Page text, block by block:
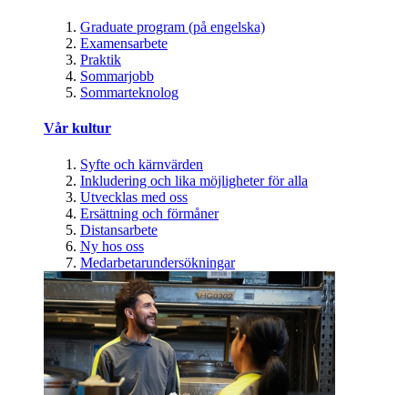
Graduate program (på engelska)
Examensarbete
Praktik
Sommarjobb
Sommarteknolog
Vår kultur
Syfte och kärnvärden
Inkludering och lika möjligheter för alla
Utvecklas med oss
Ersättning och förmåner
Distansarbete
Ny hos oss
Medarbetarundersökningar